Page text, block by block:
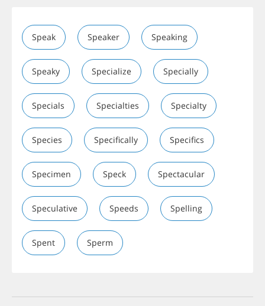
Speak Speaker Speaking
Speaky Specialize Specially
Specials Specialties Specialty
Species Specifically Specifics
Specimen Speck Spectacular
Speculative Speeds Spelling
Spent Sperm